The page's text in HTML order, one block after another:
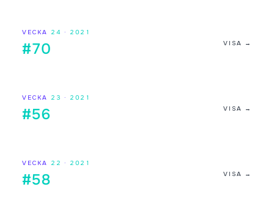
VECKA 24 · 2021
#70 VISA →
VECKA 23 · 2021
#56 VISA →
VECKA 22 · 2021
#58 VISA →